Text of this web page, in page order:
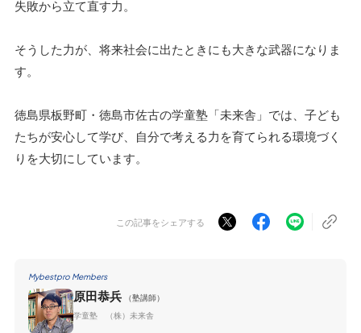
失敗から立て直す力。
そうした力が、将来社会に出たときにも大きな武器になりま
す。
徳島県板野町・徳島市佐古の学童塾「未来舎」では、子ども
たちが安心して学び、自分で考える力を育てられる環境づく
りを大切にしています。
この記事をシェアする
Mybestpro Members
原田恭兵
（塾講師）
学童塾 （株）未来舎